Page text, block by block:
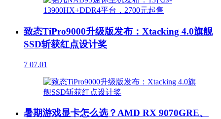
致态TiPro9000升级版发布：Xtacking 4.0旗舰
SSD斩获红点设计奖
7 07.01
暑期游戏显卡怎么选？AMD RX 9070GRE、